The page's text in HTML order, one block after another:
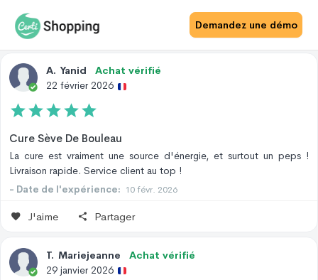
Demandez une démo
Avis Produit
A. Yanid
Achat vérifié
22 février 2026
Cure Sève De Bouleau
La cure est vraiment une source d'énergie, et surtout un peps !
Livraison rapide. Service client au top !
- Date de l'expérience: 10 févr. 2026
J'aime Partager
T. Mariejeanne
Achat vérifié
29 janvier 2026